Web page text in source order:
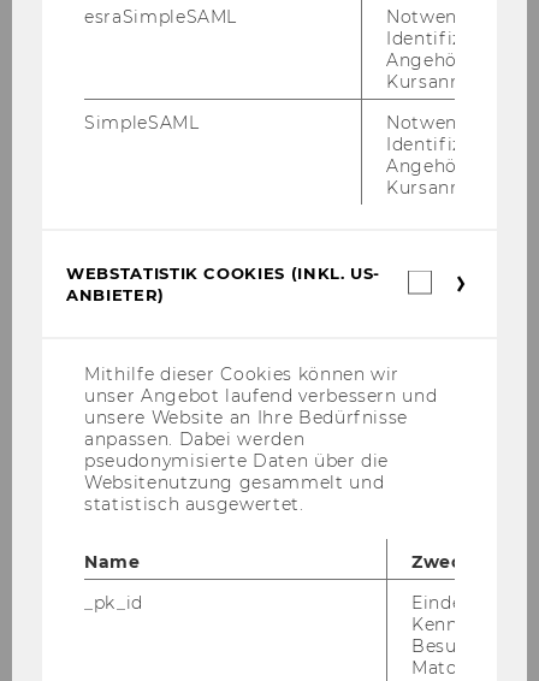
Karoline Kurz, LL.M.(WU)
Universitätsassistentin prae doc
Karoline.Kurz@wu.ac.at
Prof. Kalss - Unternehmensrecht I
Die Abteilung
esraSimpleSAML
Notwendig zur
Identifizierung
Angehörige/r für
Kursanmeldung.
SimpleSAML
Notwendig zur
Identifizierung
Angehörige/r für
Kursanmeldung.
WEBSTATISTIK COOKIES (INKL. US-
ANBIETER)
Mithilfe dieser Cookies können wir
unser Angebot laufend verbessern und
unsere Website an Ihre Bedürfnisse
anpassen. Dabei werden
pseudonymisierte Daten über die
Websitenutzung gesammelt und
statistisch ausgewertet.
Name
Zweck
_pk_id
Eindeutige
Besuchers
Matomo.